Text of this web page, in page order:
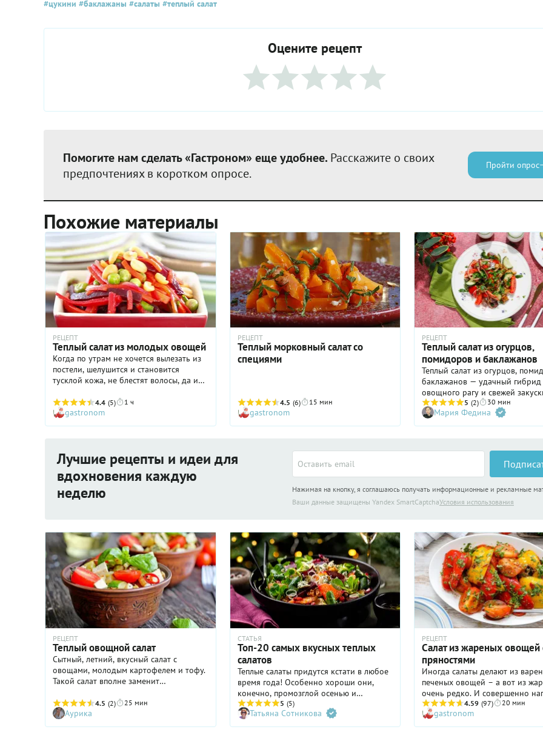
#цукини #баклажаны #салаты #теплый салат
Оцените рецепт
Помогите нам сделать «Гастроном» еще удобнее. Расскажите о своих
предпочтениях в коротком опросе.
Пройти опрос
Похожие материалы
РЕЦЕПТ
Теплый салат из молодых овощей
Когда по утрам не хочется вылезать из
постели, шелушится и становится
тусклой кожа, не блестят волосы, да и
можно, устроив настоящую витаминную
атаку. Салаты из свежих овощей и
фруктов - вот, что нас спасёт.
4.4 (5) 1 ч
gastronom
РЕЦЕПТ
Теплый морковный салат со
специями
4.5 (6) 15 мин
gastronom
РЕЦЕПТ
Теплый салат из огурцов,
помидоров и баклажанов
Теплый салат из огурцов,
баклажанов — удачный гибрид
овощного рагу и свежей
изюминка в контрасте: теплые,
томленые с чесноком баклажаны
встречаются с хрустящим
пользы и свой настоящий вкус.
Идеальное дополнение к
из баклажанов, помидоров и
кусочек свежего хлеба, им
ниже.
5 (2) 30 мин
Мария Федина
Лучшие рецепты и идеи для
вдохновения каждую
неделю
Нажимая на кнопку, я соглашаюсь получать информационные и рекламные
Ваши данные защищены Yandex SmartCaptchaУсловия использования
РЕЦЕПТ
Теплый овощной салат
Сытный, летний, вкусный салат с
овощами, молодым картофелем и тофу.
Такой салат вполне заменит
4.5 (2) 25 мин
Аурика
СТАТЬЯ
Топ-20 самых вкусных теплых
салатов
Теплые салаты придутся кстати в любое
время года! Особенно хороши они,
конечно, промозглой осенью и
морозной зимой, когда
дополнительный подогрев не бывает
лишним. Ну а летом нам чаще всего
5 (5)
Татьяна Сотникова
РЕЦЕПТ
Салат из жареных овощей
пряностями
Иногда салаты делают из
печеных овощей – а вот из
очень редко. И совершенно
4.59 (97) 20 мин
gastronom